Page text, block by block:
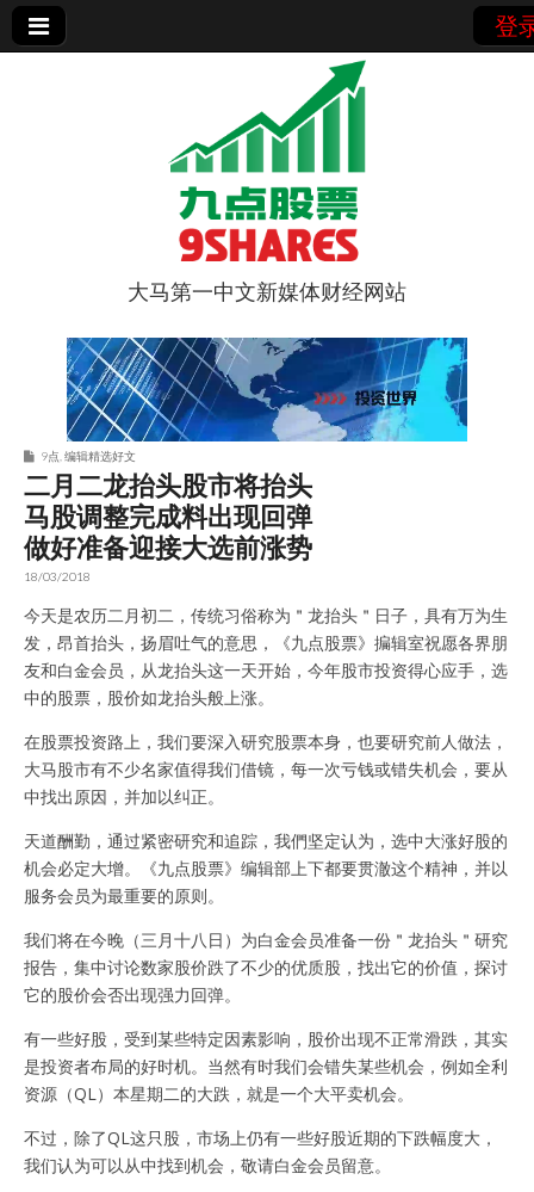
登
9点股票
大马第一中文新媒体财经网站
9点 编辑精选好文
二月二龙抬头股市将抬头
马股调整完成料出现回弹
做好准备迎接大选前涨势
18/03/2018
今天是农历二月初二，传统习俗称为＂龙抬头＂日子，具有万为生
发，昂首抬头，扬眉吐气的意思，《九点股票》揙辑室祝愿各界朋
友和白金会员，从龙抬头这一天开始，今年股市投资得心应手，选
中的股票，股价如龙抬头般上涨。
在股票投资路上，我们要深入研究股票本身，也要研究前人做法，
大马股市有不少名家值得我们借镜，每一次亏钱或错失机会，要从
中找出原因，并加以纠正。
天道酬勤，通过紧密研究和追踪，我們坚定认为，选中大涨好股的
机会必定大增。《九点股票》编辑部上下都要贯澈这个精神，并以
服务会员为最重要的原则。
我们将在今晚（三月十八日）为白金会员准备一份＂龙抬头＂研究
报告，集中讨论数家股价跌了不少的优质股，找出它的价值，探讨
它的股价会否出现强力回弹。
有一些好股，受到某些特定因素影响，股价出现不正常滑跌，其实
是投资者布局的好时机。当然有时我们会错失某些机会，例如全利
资源（QL）本星期二的大跌，就是一个大平卖机会。
不过，除了QL这只股，市场上仍有一些好股近期的下跌幅度大，
我们认为可以从中找到机会，敬请白金会员留意。